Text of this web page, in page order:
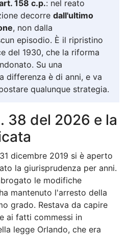
158 c.p.: nel reato
decorre dall'ultimo
, non dalla
episodio. È il ripristino
del 1930, che la riforma
Su una
differenza è di anni, e va
qualunque strategia.
38 del 2026 e la
dicembre 2019 si è aperto
la giurisprudenza per anni.
le modifiche
mantenuto l'arresto della
grado. Restava da capire
ai fatti commessi in
legge Orlando, che era